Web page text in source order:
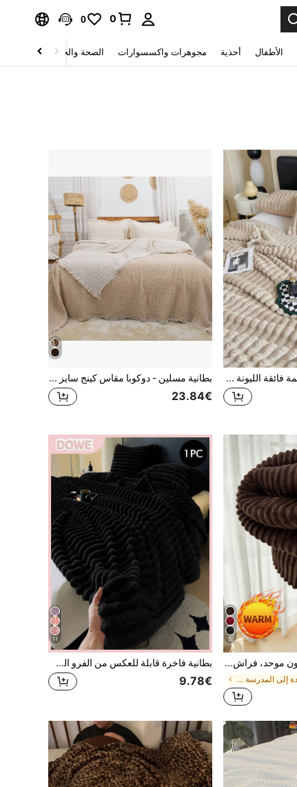
0
0
الأطفال أحذية مجوهرات واكسسوارات الصحة والجمال
بطانية فلانيل كوريل ناعمة فائقة الليونة ذات حافة ملتوية من الفليس الخيالي اللون الخاكي، للأريكة والمكتب والنوم والسفر والتخييم، بطانية متعددة الاستخدامات طوال العام بطانية مسلين - دوكوبا مقاس كينج سايز (180 * 230 سم) بطانية مسلين قطن بيكيه - بطانية متعددة الأغراض بلونين - بطانية مسلين رباعية الطبقات - (180 * 230 سم)
23.84€
5
1 قطعة بطانية بلون موحد، فراش خفيف الوزن، بطانية مريحة، فراش السكن الجامعي، لا تتساقط وسهلة العناية، بطانية ناعمة & فروية، نسيج منزلي بسيط، غرفة المعيشة، بطانية زخرفية للسرير والأريكة والكنبة، العودة إلى المدرسة، جميع الفصول، قابلة للغسل في الغسالة
في العودة إلى المدرسة بطانيات السرير وبطانيات المن
11
بطانية فاخرة قابلة للعكس من الفرو الصناعي - قطيفة مخططة مريحة، ناعمة ودافئة، مناسبة للنوم، المكتب، التخييم، الأريكة إلخ. - بطانية متعددة الاستخدامات من البوليستر، متوسطة السمك، مناسبة لجميع الفصول، الأبعاد: 200*230 سم
9.78€